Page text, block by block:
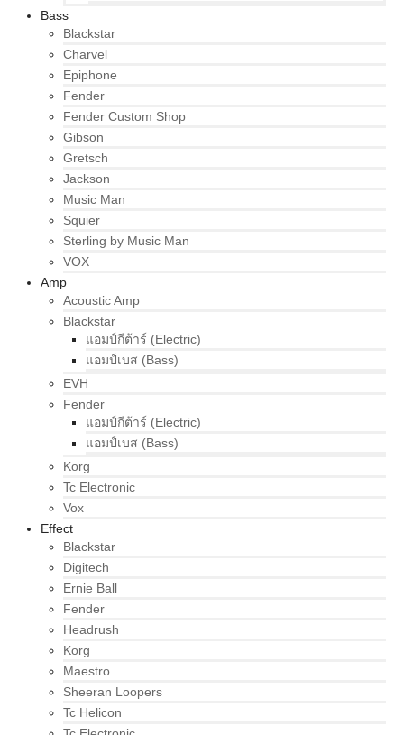
Bass
Blackstar
Charvel
Epiphone
Fender
Fender Custom Shop
Gibson
Gretsch
Jackson
Music Man
Squier
Sterling by Music Man
VOX
Amp
Acoustic Amp
Blackstar
แอมป์กีต้าร์ (Electric)
แอมป์เบส (Bass)
EVH
Fender
แอมป์กีต้าร์ (Electric)
แอมป์เบส (Bass)
Korg
Tc Electronic
Vox
Effect
Blackstar
Digitech
Ernie Ball
Fender
Headrush
Korg
Maestro
Sheeran Loopers
Tc Helicon